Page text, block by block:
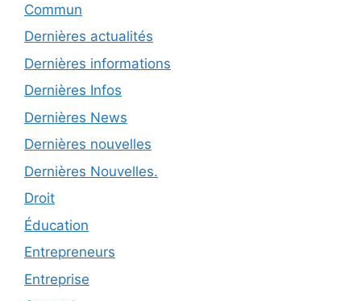
Commun
Dernières actualités
Dernières informations
Dernières Infos
Dernières News
Dernières nouvelles
Dernières Nouvelles.
Droit
Éducation
Entrepreneurs
Entreprise